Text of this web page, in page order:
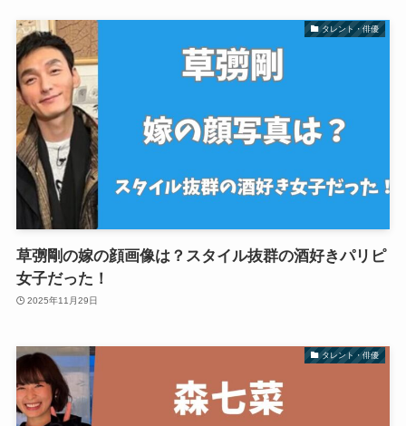
タレント・俳優
草彅剛の嫁の顔画像は？スタイル抜群の酒好きパリピ
女子だった！
2025年11月29日
タレント・俳優